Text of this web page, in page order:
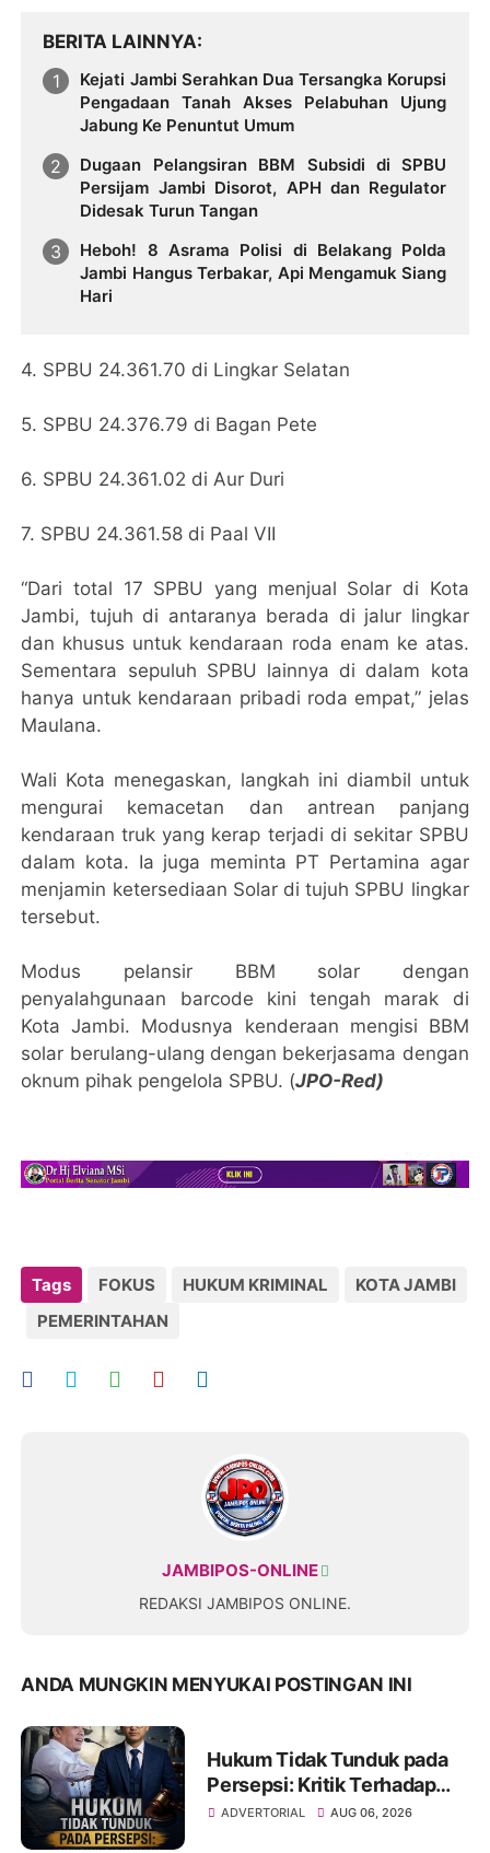
BERITA LAINNYA
Kejati Jambi Serahkan Dua Tersangka Korupsi
Pengadaan Tanah Akses Pelabuhan Ujung
Jabung Ke Penuntut Umum
Dugaan Pelangsiran BBM Subsidi di SPBU
Persijam Jambi Disorot, APH dan Regulator
Didesak Turun Tangan
Heboh! 8 Asrama Polisi di Belakang Polda
Jambi Hangus Terbakar, Api Mengamuk Siang
Hari
4. SPBU 24.361.70 di Lingkar Selatan
5. SPBU 24.376.79 di Bagan Pete
6. SPBU 24.361.02 di Aur Duri
7. SPBU 24.361.58 di Paal VII
“Dari total 17 SPBU yang menjual Solar di Kota
Jambi, tujuh di antaranya berada di jalur lingkar
dan khusus untuk kendaraan roda enam ke atas.
Sementara sepuluh SPBU lainnya di dalam kota
hanya untuk kendaraan pribadi roda empat,” jelas
Maulana.
Wali Kota menegaskan, langkah ini diambil untuk
mengurai kemacetan dan antrean panjang
kendaraan truk yang kerap terjadi di sekitar SPBU
dalam kota. Ia juga meminta PT Pertamina agar
menjamin ketersediaan Solar di tujuh SPBU lingkar
tersebut.
Modus pelansir BBM solar dengan
penyalahgunaan barcode kini tengah marak di
Kota Jambi. Modusnya kenderaan mengisi BBM
solar berulang-ulang dengan bekerjasama dengan
oknum pihak pengelola SPBU. (JPO-Red)
Tags FOKUS HUKUM KRIMINAL
KOTA JAMBI
PEMERINTAHAN
JAMBIPOS-ONLINE
REDAKSI JAMBIPOS ONLINE.
ANDA MUNGKIN MENYUKAI POSTINGAN INI
Hukum Tidak Tunduk pada
Persepsi: Kritik Terhadap
Monopoli Kebenaran oleh
ADVERTORIAL AUG 06, 2026